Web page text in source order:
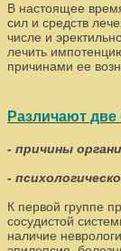
В настоящее
сил и средств
числе и
лечить
причинами ее
Различают
- причины
-
К первой группе
сосудистой
наличие